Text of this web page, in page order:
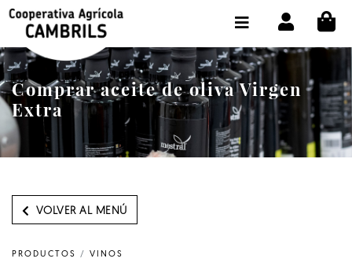
Comprar aceite de oliva Virgen
Extra
VOLVER AL MENÚ
PRODUCTOS / VINOS
TIENDA COMPRA ONLINE
LA COOPERATIVA
OLEOTOUR
PRODUCTOS
NUESTRO ACEITE